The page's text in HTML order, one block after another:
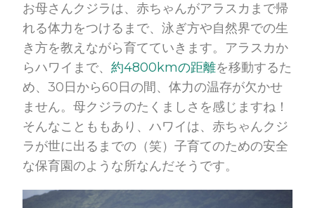
お母さんクジラは、赤ちゃんがアラスカまで帰
れる体力をつけるまで、泳ぎ方や自然界での生
き方を教えながら育てていきます。アラスカか
らハワイまで、約4800kmの距離を移動するた
め、30日から60日の間、体力の温存が欠かせ
ません。母クジラのたくましさを感じますね！
そんなことももあり、ハワイは、赤ちゃんクジ
ラが世に出るまでの（笑）子育てのための安全
な保育園のような所なんだそうです。